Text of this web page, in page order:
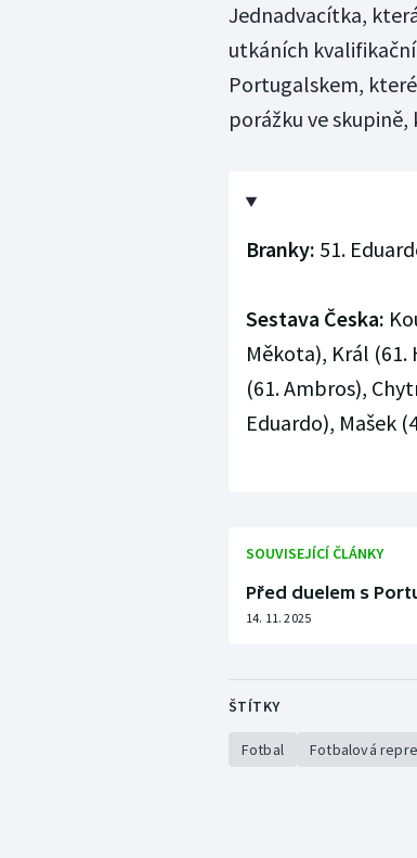
Jednadvacítka,
utkáních
Portugalskem,
porážku ve
Branky: 51.
Sestava Česka:
Měkota), Král (61.
(61. Ambros),
Eduardo), Mašek
SOUVISEJÍCÍ ČLÁNKY
Před duelem s
14. 11. 2025
ŠTÍTKY
Fotbal Fotbalová